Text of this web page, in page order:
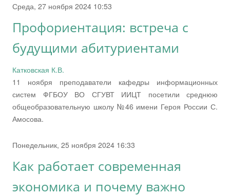
Среда, 27 ноября 2024 10:53
Профориентация: встреча с
будущими абитуриентами
Катковская К.В.
11 ноября преподаватели кафедры информационных
систем ФГБОУ ВО СГУВТ ИИЦТ посетили среднюю
общеобразовательную школу №46 имени Героя России С.
Амосова.
Понедельник, 25 ноября 2024 16:33
Как работает современная
экономика и почему важно